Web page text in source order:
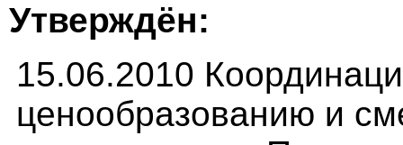
Утверждён:
15.06.2010
ценообразованию и